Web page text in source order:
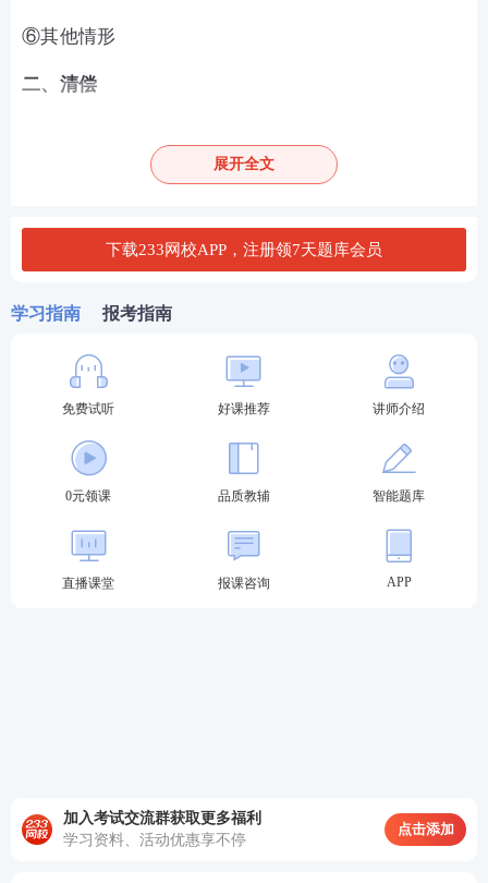
⑥其他情形
二、清偿
务人的给付不足以清偿全部债务的，除当事人另有约
2、债务人未作指定的，应当优先履行已经到期的债
务;数项债务均到期的，优先履行对债权人缺乏担保或
者担保最少的债务;均无担保或者担保相等的，优先履
的先后顺序履行;到期时间相同的，按照债务比例履
行。(保护债权人利益的原则)
三、解除
(一)意定解除
(1)约定解除权：当事人可以约定一方解除合同的事
由。解除合同的事由发生时，解除权人可以解除合
(2)在履行期限届满之前，当事人一方明确表示或者以
展开全文
下载233网校APP，注册领7天题库会员
学习指南 报考指南
免费试听 好课推荐 讲师介绍
0元领课 品质教辅 智能题库
直播课堂 报课咨询 APP
加入考试交流群获取更多福利
学习资料、活动优惠享不停
点击添加